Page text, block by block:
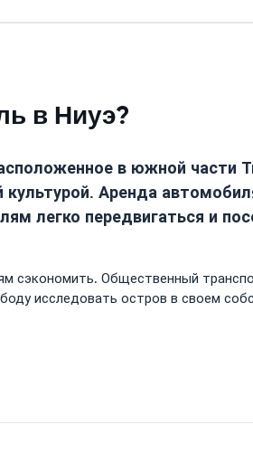
в Ниуэ?
в южной части
Аренда
легко передвигаться и
сэкономить. Общественный
исследовать остров в своем